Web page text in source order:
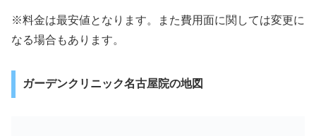
※料金は最安値となります。また費用面に関しては変更に
なる場合もあります。
ガーデンクリニック名古屋院の地図